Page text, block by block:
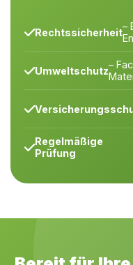
Rechtssicherheit–
Umweltschutz–
Regelmäßige
Prüfung